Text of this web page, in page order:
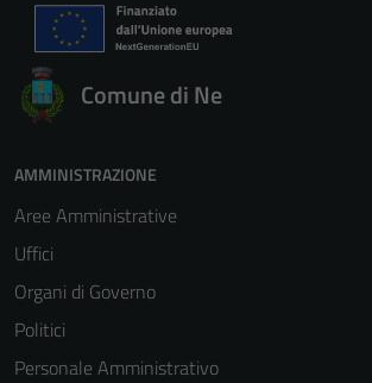
Comune di Ne
AMMINISTRAZIONE
Aree Amministrative
Uffici
Organi di Governo
Politici
Personale Amministrativo